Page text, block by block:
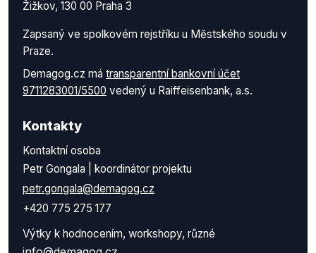
Žižkov, 130 00 Praha 3
Zapsaný ve spolkovém rejstříku u Městského soudu v
Praze.
Demagog.cz má transparentní bankovní účet
9711283001/5500 vedený u Raiffeisenbank, a.s.
Kontakty
Kontaktní osoba
Petr Gongala | koordinátor projektu
petr.gongala@demagog.cz
+420 775 275 177
Výtky k hodnocením, workshopy, různé